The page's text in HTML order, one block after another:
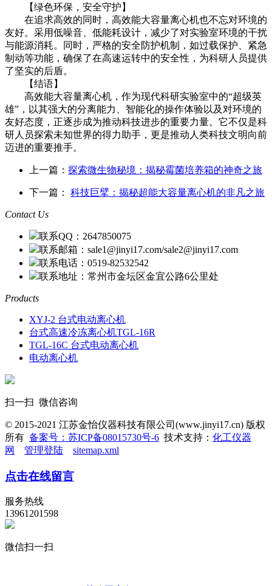
【绿色环保，安全守护】
在追求高效的同时，高效能大容量离心机也不忘对环境的
友好。采用低噪音、低能耗设计，减少了对实验室环境的干扰
与能源消耗。同时，严格的安全防护机制，如过载保护、紧急
制动等功能，确保了在高速运转中的安全性，为科研人员提供
了坚实的后盾。
【结语】
高效能大容量离心机，作为现代科研实验室中的“超级英
雄”，以其强大的分离能力、智能化的操作体验以及对环境的
友好态度，正逐步成为推动科技进步的重要力量。它不仅是科
研人员探索未知世界的得力助手，更是推动人类科技文明向前
迈进的重要推手。
上一篇： 探索微生物秘境：揭秘霉菌培养箱的神奇之旅
下一篇： 科技巨擘：揭秘超能大容量离心机的非凡之旅
Contact Us
联系QQ：2647850075
联系邮箱：sale1@jinyi17.com/sale2@jinyi17.com
联系电话：0519-82532542
联系地址：常州市金坛区金宜公路6公里处
Products
XYJ-2 台式电动离心机
台式高速冷冻离心机TGL-16R
TGL-16C 台式电动离心机
电动离心机
扫一扫 微信咨询
© 2015-2021 江苏金怡仪器科技有限公司(www.jinyi17.cn) 版权
所有 备案号：苏ICP备08015730号-6 技术支持： 化工仪器
网
管理登陆 sitemap.xml
点击在线留言
服务热线
13961201598
微信扫一扫